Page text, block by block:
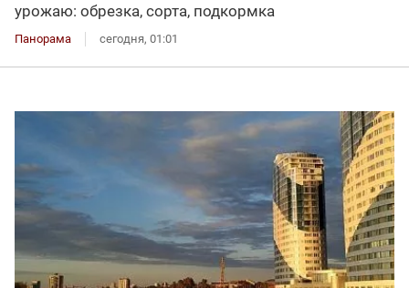
урожаю: обрезка, сорта, подкормка
Панорама сегодня, 01:01